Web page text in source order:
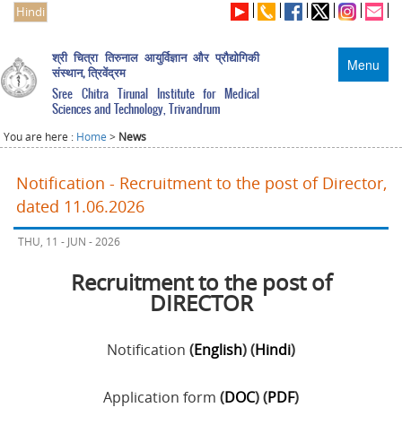
Hindi
Menu
श्री चित्रा तिरुनाल आयुर्विज्ञान और प्रौद्योगिकी
संस्थान, त्रिवेंद्रम
Sree Chitra Tirunal Institute for Medical
Sciences and Technology, Trivandrum
You are here : Home > News
Notification - Recruitment to the post of Director,
dated 11.06.2026
THU, 11 - JUN - 2026
Recruitment to the post of
DIRECTOR
Notification (English) (Hindi)
Application form (DOC) (PDF)